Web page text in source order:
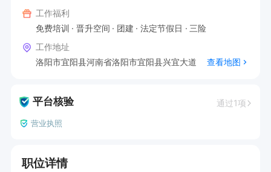
工作福利
免费培训
晋升空间 团建 法定节假日
三险
工作地址
洛阳市宜阳县河南省洛阳市宜阳县兴宜大道
查看地图
平台核验 通过1项
营业执照
职位详情